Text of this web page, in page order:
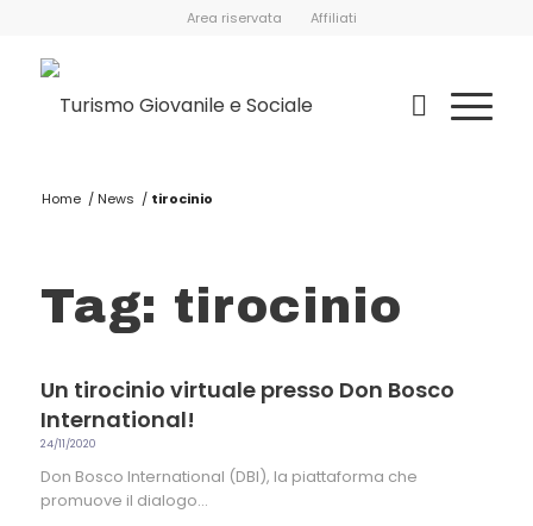
Area riservata Affiliati
Home / News / tirocinio
Tag: tirocinio
Un tirocinio virtuale presso Don Bosco
International!
24/11/2020
Don Bosco International (DBI), la piattaforma che
promuove il dialogo…